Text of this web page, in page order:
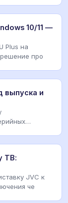
10/11 —
Plus на
про
выпуска и
ТВ:
JVC к
че